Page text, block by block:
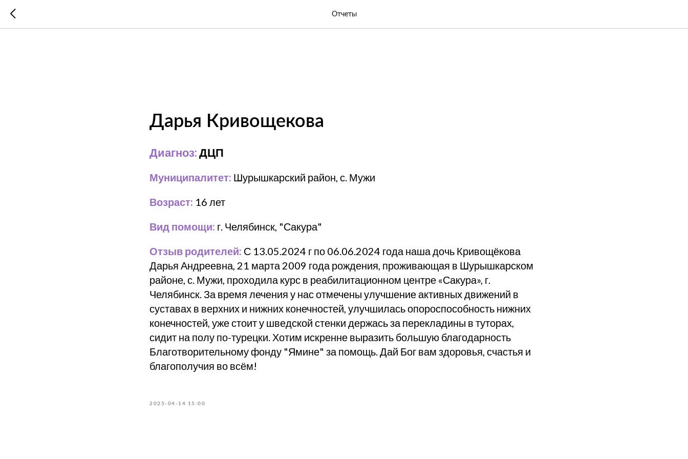
Отчеты
Дарья Кривощекова
Диагноз:ДЦП
Муниципалитет: Шурышкарский район, с. Мужи
Возраст: 16 лет
Вид помощи: г. Челябинск, "Сакура"
Отзыв родителей: С 13.05.2024 г по 06.06.2024 года наша дочь Кривощёкова
Дарья Андреевна, 21 марта 2009 года рождения, проживающая в Шурышкарском
районе, с. Мужи, проходила курс в реабилитационном центре «Сакура», г.
Челябинск. За время лечения у нас отмечены улучшение активных движений в
суставах в верхних и нижних конечностей, улучшилась опороспособность нижних
конечностей, уже стоит у шведской стенки держась за перекладины в туторах,
сидит на полу по-турецки. Хотим искренне выразить большую благодарность
Благотворительному фонду "Ямине" за помощь. Дай Бог вам здоровья, счастья и
благополучия во всём!
2025-04-14 15:00